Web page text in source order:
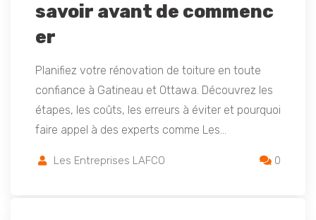
savoir avant de commenc
er
Planifiez votre rénovation de toiture en toute
confiance à Gatineau et Ottawa. Découvrez les
étapes, les coûts, les erreurs à éviter et pourquoi
faire appel à des experts comme Les…
Les Entreprises LAFCO 0